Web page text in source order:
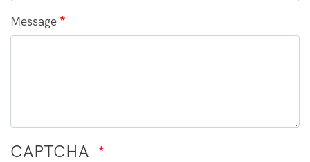
Message
CAPTCHA